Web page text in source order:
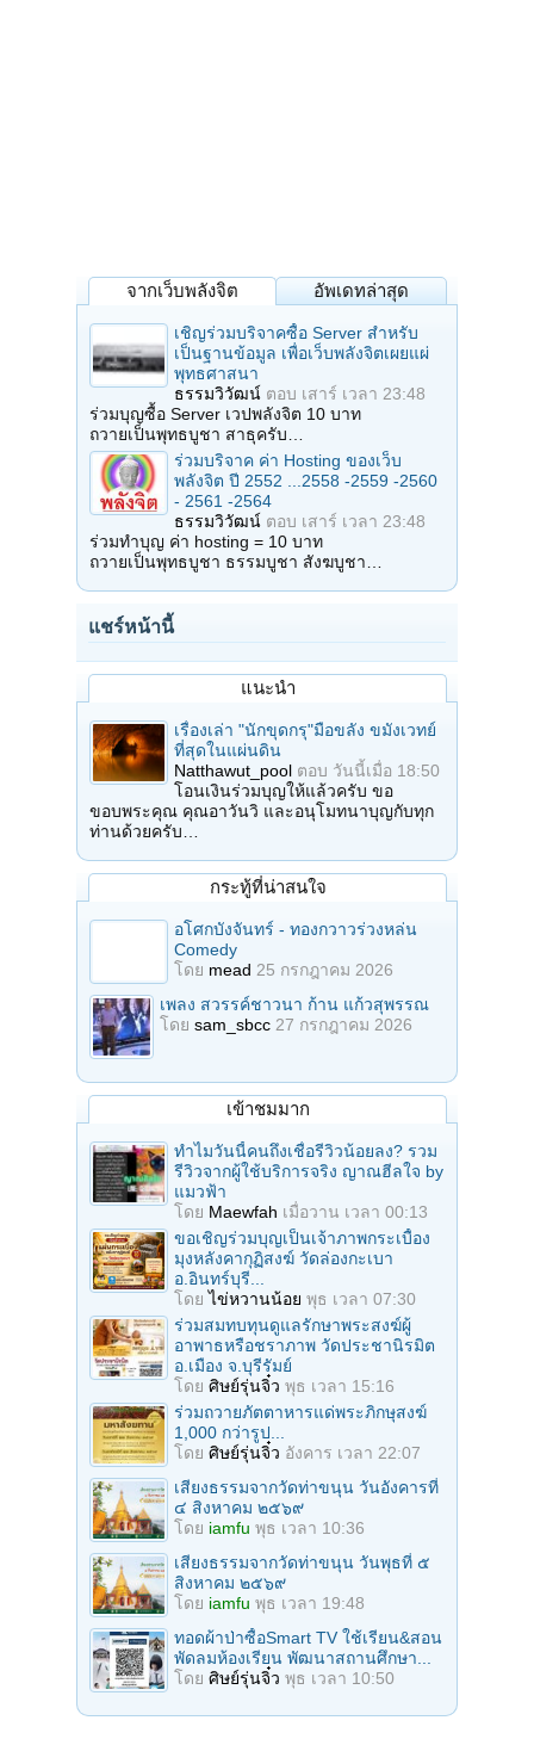
จากเว็บพลังจิต อัพเดทล่าสุด
เชิญร่วมบริจาคซื้อ Server สำหรับ
เป็นฐานข้อมูล เพื่อเว็บพลังจิตเผยแผ่
พุทธศาสนา
ธรรมวิวัฒน์ ตอบ เสาร์ เวลา 23:48
ร่วมบุญซื้อ Server เวปพลังจิต 10 บาท
ถวายเป็นพุทธบูชา สาธุครับ…
ร่วมบริจาค ค่า Hosting ของเว็บ
พลังจิต ปี 2552 ...2558 -2559 -2560
- 2561 -2564
ธรรมวิวัฒน์ ตอบ เสาร์ เวลา 23:48
ร่วมทำบุญ ค่า hosting = 10 บาท
ถวายเป็นพุทธบูชา ธรรมบูชา สังฆบูชา…
แชร์หน้านี้
แนะนำ
เรื่องเล่า "นักขุดกรุ"มือขลัง ขมังเวทย์
ที่สุดในแผ่นดิน
Natthawut_pool ตอบ วันนี้เมื่อ 18:50
โอนเงินร่วมบุญให้แล้วครับ ขอ
ขอบพระคุณ คุณอาวันวิ และอนุโมทนาบุญกับทุก
ท่านด้วยครับ…
กระทู้ที่น่าสนใจ
อโศกบังจันทร์ - ทองกวาวร่วงหล่น
Comedy
โดย mead 25 กรกฎาคม 2026
เพลง สวรรค์ชาวนา ก้าน แก้วสุพรรณ
โดย sam_sbcc 27 กรกฎาคม 2026
เข้าชมมาก
ทำไมวันนี้คนถึงเชื่อรีวิวน้อยลง? รวม
รีวิวจากผู้ใช้บริการจริง ญาณฮีลใจ by
แมวฟ้า
โดย Maewfah เมื่อวาน เวลา 00:13
ขอเชิญร่วมบุญเป็นเจ้าภาพกระเบื้อง
มุงหลังคากุฏิสงฆ์ วัดล่องกะเบา
อ.อินทร์บุรี...
โดยไข่หวานน้อย พุธ เวลา 07:30
ร่วมสมทบทุนดูแลรักษาพระสงฆ์ผู้
อาพาธหรือชราภาพ วัดประชานิรมิต
อ.เมือง จ.บุรีรัมย์
โดย ศิษย์รุ่นจิ๋ว พุธ เวลา 15:16
ร่วมถวายภัตตาหารแด่พระภิกษุสงฆ์
1,000 กว่ารูป...
โดย ศิษย์รุ่นจิ๋ว อังคาร เวลา 22:07
เสียงธรรมจากวัดท่าขนุน วันอังคารที่
๔ สิงหาคม ๒๕๖๙
โดย iamfu พุธ เวลา 10:36
เสียงธรรมจากวัดท่าขนุน วันพุธที่ ๕
สิงหาคม ๒๕๖๙
โดย iamfu พุธ เวลา 19:48
ทอดผ้าป่าซื้อSmart TV ใช้เรียน&สอน
พัดลมห้องเรียน พัฒนาสถานศึกษา...
โดย ศิษย์รุ่นจิ๋ว พุธ เวลา 10:50